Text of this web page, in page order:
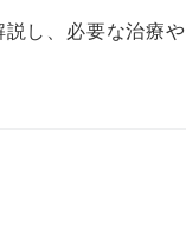
し、必要な治療や